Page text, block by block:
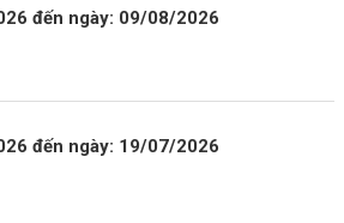
đến ngày: 09/08/2026
đến ngày: 19/07/2026